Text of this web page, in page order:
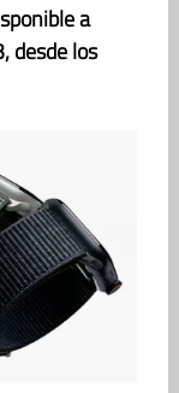
a
desde los